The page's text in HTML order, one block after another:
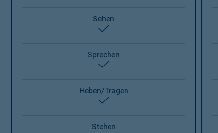
Sehen
Sprechen
Heben/Tragen
Stehen